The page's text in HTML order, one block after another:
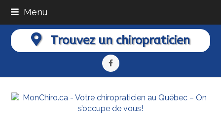
Menu
Trouvez un chiropraticien
Facebook